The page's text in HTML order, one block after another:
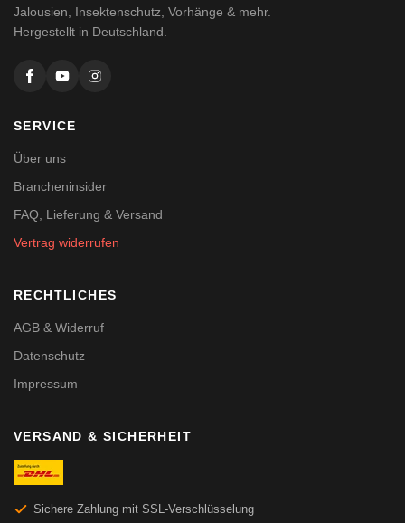
Jalousien, Insektenschutz, Vorhänge & mehr.
Hergestellt in Deutschland.
SERVICE
Über uns
Brancheninsider
FAQ, Lieferung & Versand
Vertrag widerrufen
RECHTLICHES
AGB & Widerruf
Datenschutz
Impressum
VERSAND & SICHERHEIT
Sichere Zahlung mit SSL-Verschlüsselung